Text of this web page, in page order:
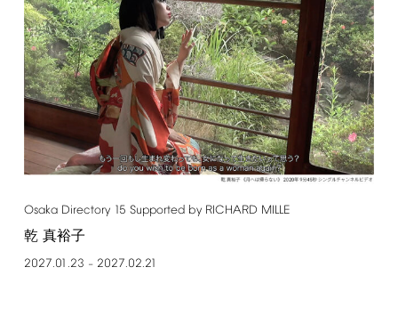
Osaka Directory 15 Supported by RICHARD MILLE
乾 真裕子
2027.01.23 – 2027.02.21